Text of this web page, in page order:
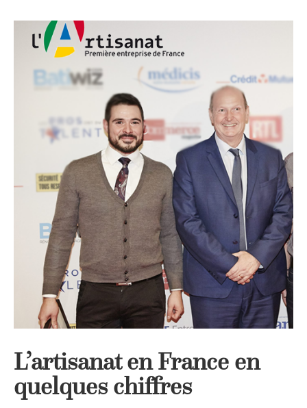
L’artisanat en France en
quelques chiffres